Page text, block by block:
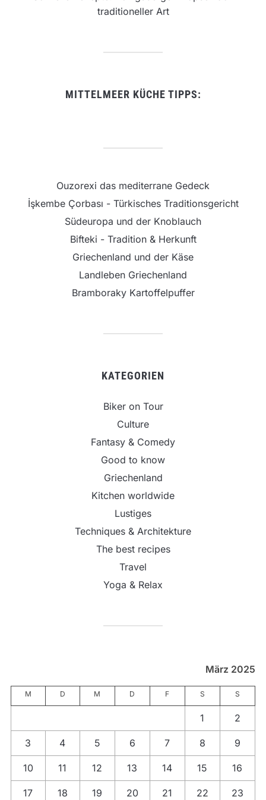
traditioneller Art
MITTELMEER KÜCHE TIPPS:
Ouzorexi das mediterrane Gedeck
İşkembe Çorbası - Türkisches Traditionsgericht
Südeuropa und der Knoblauch
Bifteki - Tradition & Herkunft
Griechenland und der Käse
Landleben Griechenland
Bramboraky Kartoffelpuffer
KATEGORIEN
Biker on Tour
Culture
Fantasy & Comedy
Good to know
Griechenland
Kitchen worldwide
Lustiges
Techniques & Architekture
The best recipes
Travel
Yoga & Relax
März 2025
M D M D F S S
1 2
3 4 5 6 7 8 9
10 11 12 13 14 15 16
17 18 19 20 21 22 23